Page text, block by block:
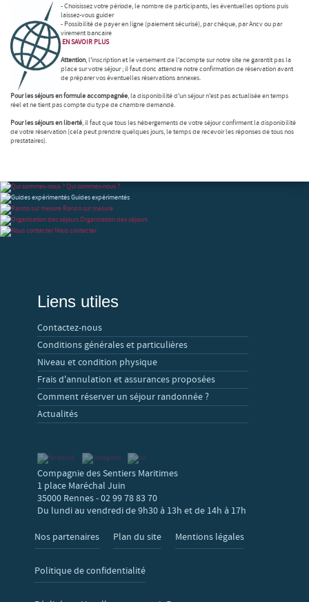
- Choisissez votre période, le nombre de participants, les éventuelles options puis
laissez-vous guider
- Possibilité de payer en ligne (paiement sécurisé), par chèque, par Ancv ou par
virement bancaire
EN SAVOIR PLUS
Attention, l'inscription et le versement de l'acompte sur notre site ne garantit pas la
place sur votre séjour ; il faut donc attendre notre confirmation de réservation avant
de préparer vos éventuelles réservations annexes.
Pour les séjours en formule accompagnée, la disponibilité d'un séjour n'est pas actualisée en temps
réel et ne tient pas compte du type de chambre demandé.
Pour les séjours en liberté, il faut que tous les hébergements de votre séjour confirment la disponibilité
de votre réservation (cela peut prendre quelques jours, le temps de recevoir les réponses de tous nos
prestataires).
Qui sommes-nous ?
Guides expérimentés
Rando sur mesure
Organisation des séjours
Nous contacter
Liens utiles
Contactez-nous
Conditions générales et particulières
Niveau et condition physique
Frais d'annulation et assurances proposées
Comment réserver un séjour randonnée ?
Actualités
Compagnie des Sentiers Maritimes
1 place Maréchal Juin
35000 Rennes - 02 99 78 83 70
Du lundi au vendredi de 9h30 à 13h et de 14h à 17h
Nos partenaires Plan du site Mentions légales
Politique de confidentialité